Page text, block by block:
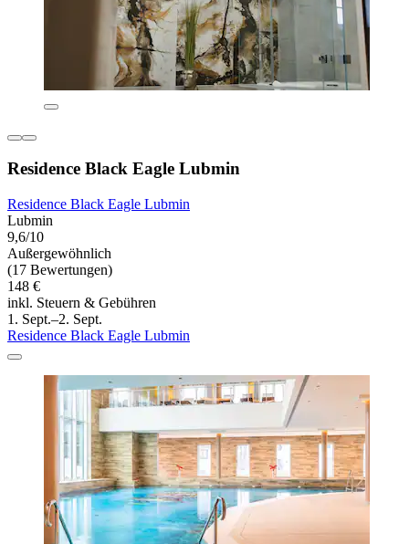
Residence Black Eagle Lubmin
Residence Black Eagle Lubmin
Lubmin
9,6/10
Außergewöhnlich
(17 Bewertungen)
148 €
inkl. Steuern & Gebühren
1. Sept.–2. Sept.
Residence Black Eagle Lubmin